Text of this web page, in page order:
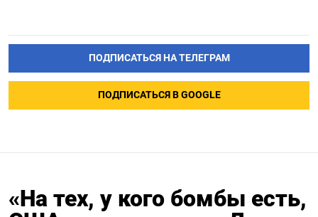
ПОДПИСАТЬСЯ НА ТЕЛЕГРАМ
ПОДПИСАТЬСЯ В GOOGLE
«На тех, у кого бомбы есть,